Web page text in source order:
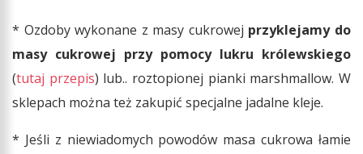
* Ozdoby wykonane z masy cukrowej przyklejamy do
masy cukrowej przy pomocy lukru królewskiego
(tutaj przepis) lub.. roztopionej pianki marshmallow. W
sklepach można też zakupić specjalne jadalne kleje.
* Jeśli z niewiadomych powodów masa cukrowa łamie